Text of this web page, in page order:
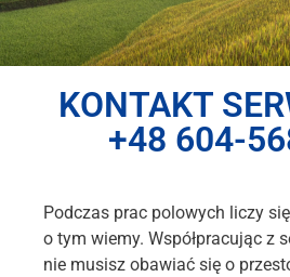
KONTAKT
+48 604-
Podczas prac polowych liczy
o tym wiemy. Współpracując z
nie musisz obawiać się o